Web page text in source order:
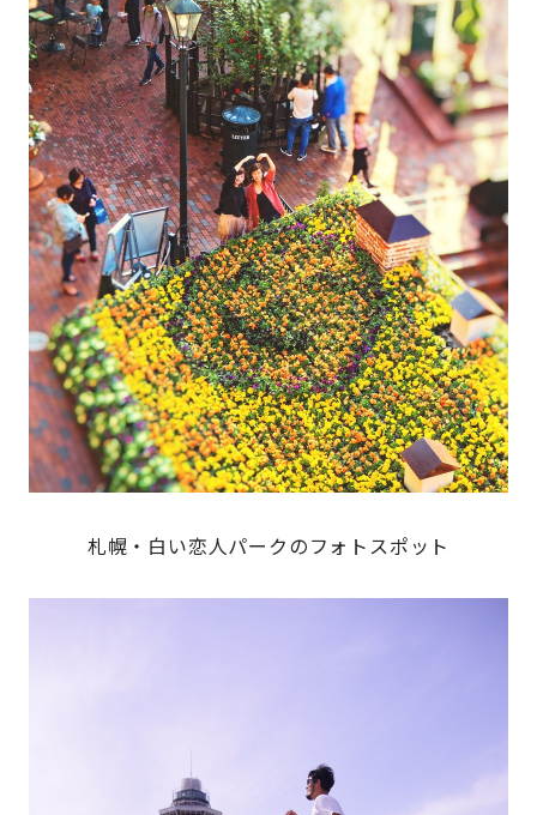
札幌・白い恋人パークのフォトスポット